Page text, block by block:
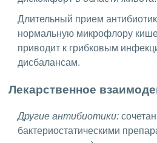
Длительный прием
нормальную микрофлору
приводит к грибковым
дисбалансам.
Лекарственное
Другие антибиотики:
бактериостатическими